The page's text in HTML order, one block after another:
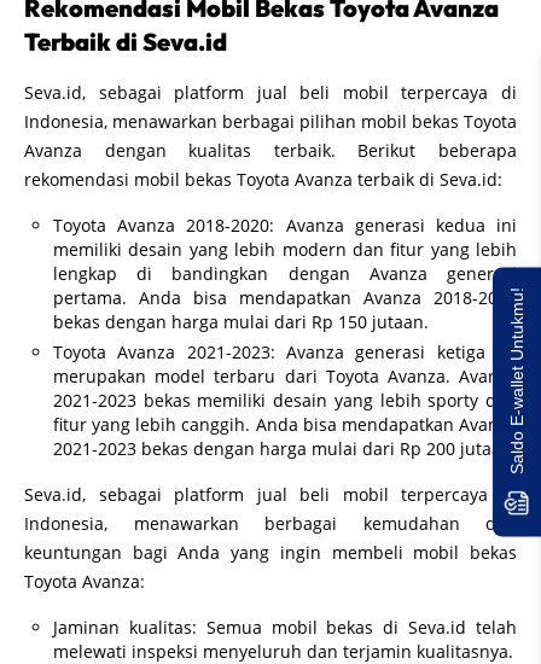
Rekomendasi Mobil Bekas Toyota Avanza
Terbaik di Seva.id
Seva.id, sebagai platform jual beli mobil terpercaya di
Indonesia, menawarkan berbagai pilihan mobil bekas Toyota
Avanza dengan kualitas terbaik. Berikut beberapa
rekomendasi mobil bekas Toyota Avanza terbaik di Seva.id:
Toyota Avanza 2018-2020: Avanza generasi kedua ini
memiliki desain yang lebih modern dan fitur yang lebih
lengkap di bandingkan dengan Avanza generasi
pertama. Anda bisa mendapatkan Avanza 2018-2020
bekas dengan harga mulai dari Rp 150 jutaan.
Toyota Avanza 2021-2023: Avanza generasi ketiga ini
merupakan model terbaru dari Toyota Avanza. Avanza
2021-2023 bekas memiliki desain yang lebih sporty dan
fitur yang lebih canggih. Anda bisa mendapatkan Avanza
2021-2023 bekas dengan harga mulai dari Rp 200 jutaan.
Seva.id, sebagai platform jual beli mobil terpercaya di
Indonesia, menawarkan berbagai kemudahan dan
keuntungan bagi Anda yang ingin membeli mobil bekas
Toyota Avanza:
Jaminan kualitas: Semua mobil bekas di Seva.id telah
melewati inspeksi menyeluruh dan terjamin kualitasnya.
Saldo E-wallet Untukmu!